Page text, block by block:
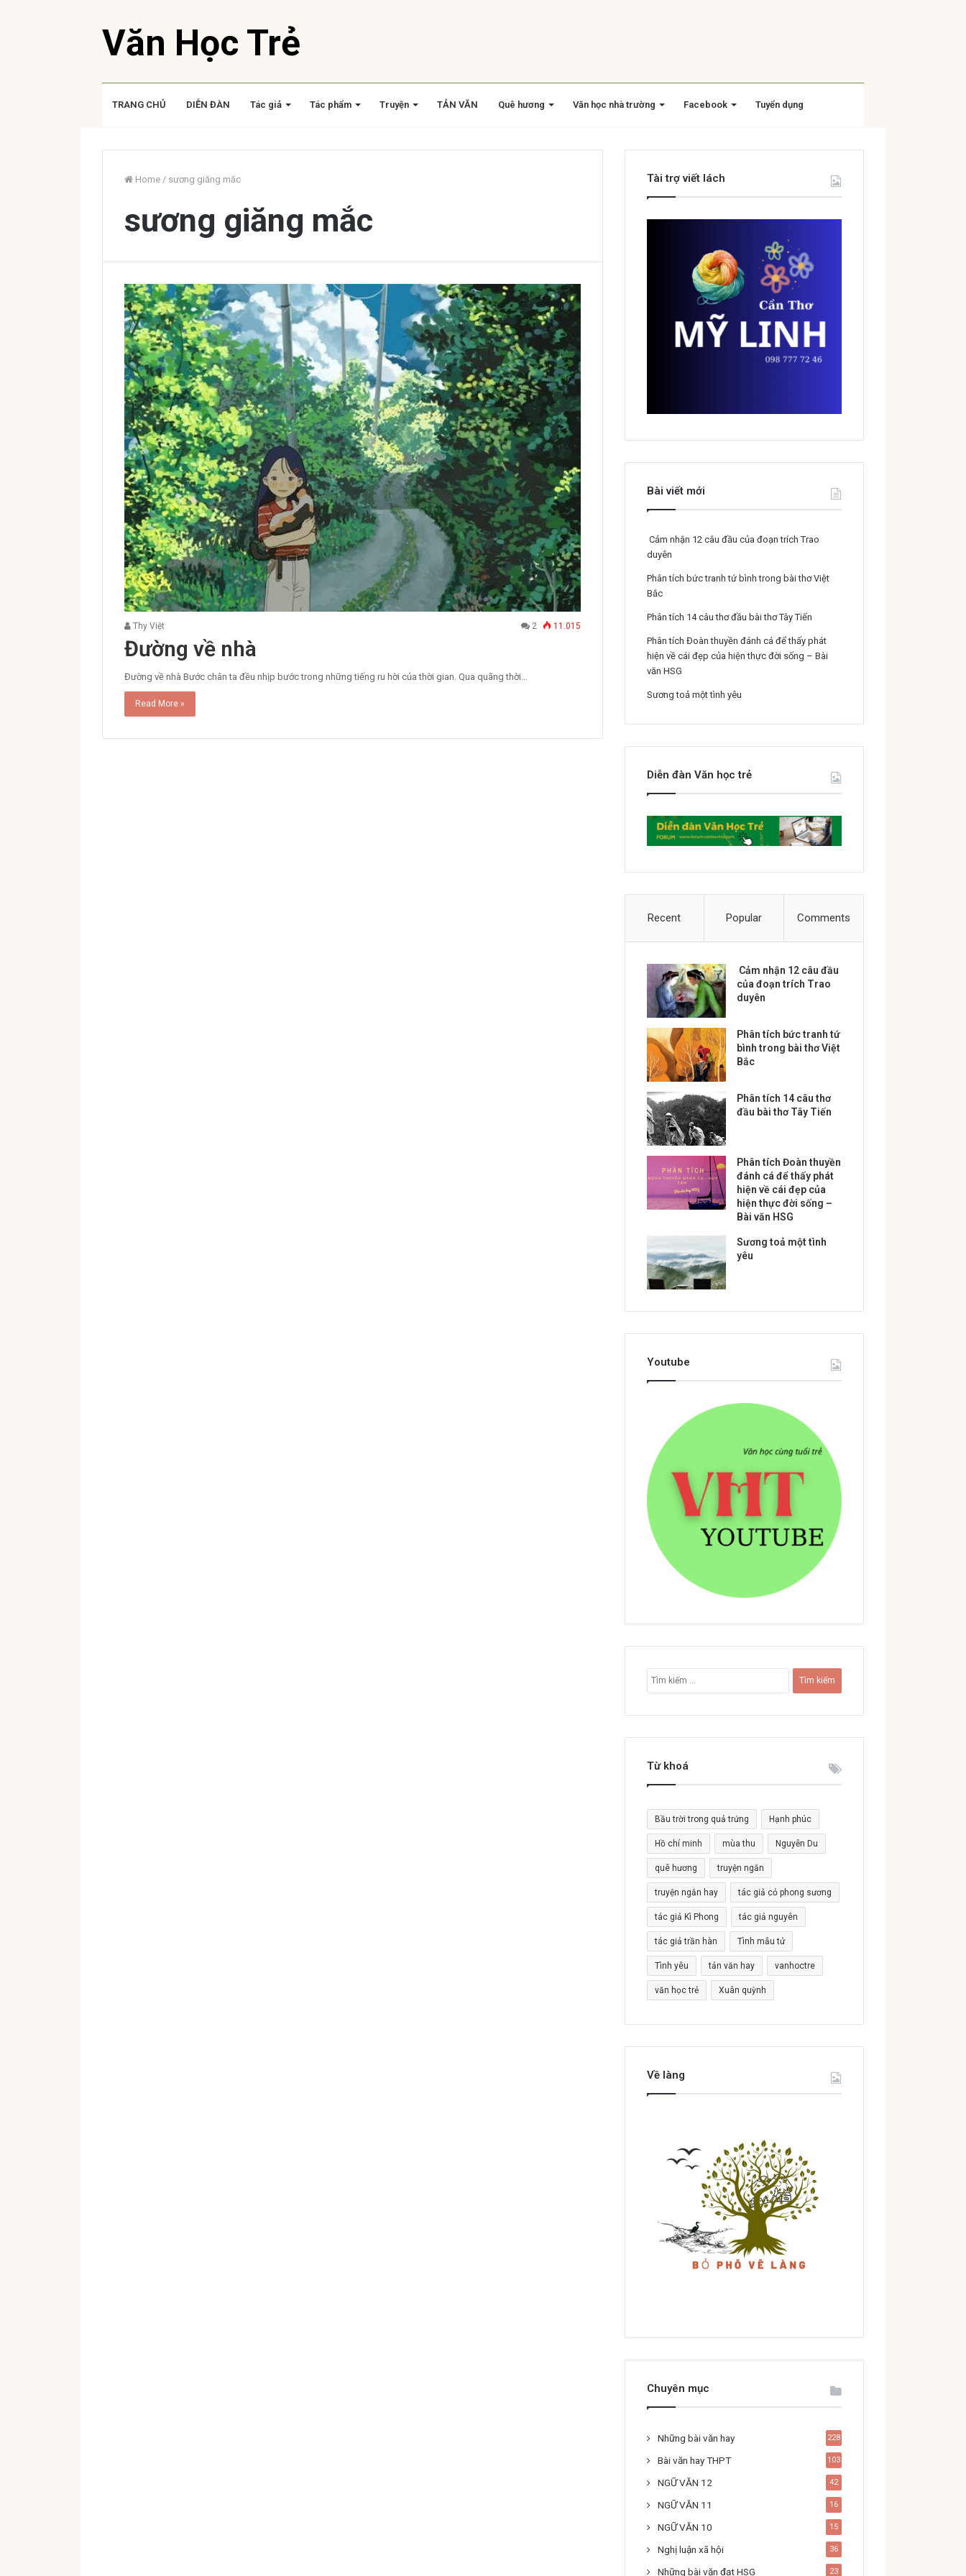
Văn Học Trẻ
TRANG CHỦ DIỄN ĐÀN Tác giả Tác phẩm Truyện TẢN VĂN Quê hương Văn học nhà trường Facebook Tuyển dụng
Home / sương giăng mắc
sương giăng mắc
Thy Việt 2 11.015
Đường về nhà
Đường về nhà Bước chân ta đều nhịp bước trong những tiếng ru hời của thời gian. Qua quãng thời…
Read More »
Tài trợ viết lách
Bài viết mới
Cảm nhận 12 câu đầu của đoạn trích Trao
duyên
Phân tích bức tranh tứ bình trong bài thơ Việt
Bắc
Phân tích 14 câu thơ đầu bài thơ Tây Tiến
Phân tích Đoàn thuyền đánh cá để thấy phát
hiện về cái đẹp của hiện thực đời sống – Bài
văn HSG
Sương toả một tình yêu
Diễn đàn Văn học trẻ
Recent Popular Comments
Cảm nhận 12 câu đầu
của đoạn trích Trao
duyên
Phân tích bức tranh tứ
bình trong bài thơ Việt
Bắc
Phân tích 14 câu thơ
đầu bài thơ Tây Tiến
Phân tích Đoàn thuyền
đánh cá để thấy phát
hiện về cái đẹp của
hiện thực đời sống –
Bài văn HSG
Sương toả một tình
yêu
Youtube
ì
i
c
o
:
Từ khoá
Bầu trời trong quả trứng Hạnh phúc
Hồ chí minh mùa thu Nguyễn Du
quê hương truyện ngắn
truyện ngắn hay tác giả cỏ phong sương
tác giả Kì Phong tác giả nguyên
tác giả trần hàn Tình mẫu tử
Tình yêu tản văn hay vanhoctre
văn học trẻ Xuân quỳnh
Về làng
Chuyên mục
Những bài văn hay 228
Bài văn hay THPT 103
NGỮ VĂN 12 42
NGỮ VĂN 11 16
NGỮ VĂN 10 15
Nghị luận xã hội 36
Những bài văn đạt HSG 23